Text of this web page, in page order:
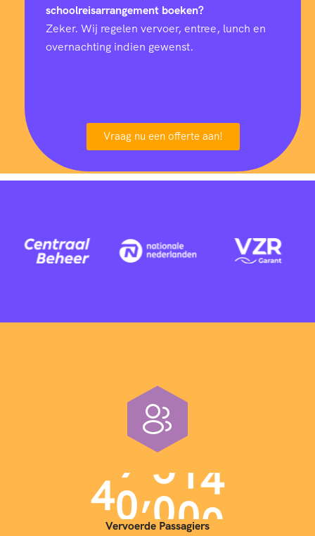
schoolreisarrangement boeken?
Zeker. Wij regelen vervoer, entree, lunch en
overnachting indien gewenst.
Vraag nu een offerte aan!
40,000
Vervoerde Passagiers